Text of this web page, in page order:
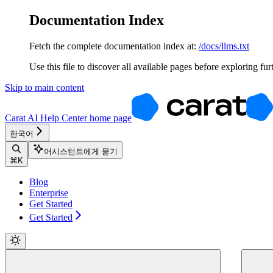
Documentation Index
Fetch the complete documentation index at: /docs/llms.txt
Use this file to discover all available pages before exploring
Skip to main content
Carat AI Help Centerhome page
한국어
⌘ K
어시스턴트에게 묻기
Blog
Enterprise
Get Started
Get Started